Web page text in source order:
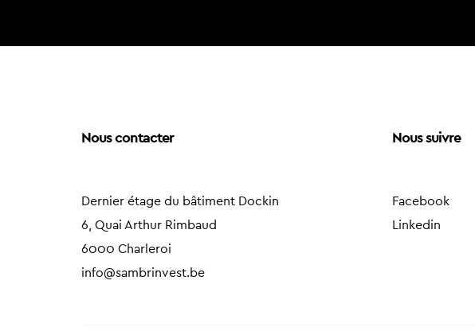
Nous contacter
Dernier étage du bâtiment Dockin
6, Quai Arthur Rimbaud
6000 Charleroi
info@sambrinvest.be
Nous suivre
Facebook
Linkedin